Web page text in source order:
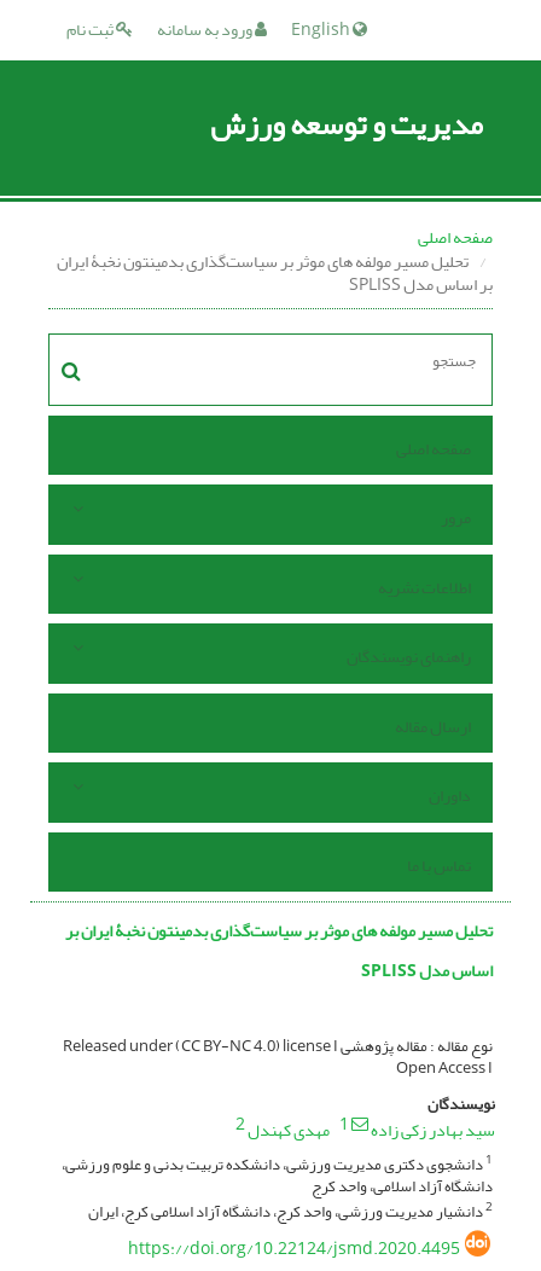
ثبت نام ورود به سامانه
مدیریت و توسعه ورزش
صفحه اصلی
تحلیل مسیر مولفه های موثر بر سیاست‌گذاری بدمینتون نخبۀ ایران
بر اساس مدل SPLISS
صفحه اصلی
مرور
اطلاعات نشریه
راهنمای نویسندگان
ارسال مقاله
داوران
تماس با ما
تحلیل مسیر مولفه های موثر بر سیاست‌گذاری بدمینتون نخبۀ ایران بر
اساس مدل SPLISS
نوع مقاله : مقاله پژوهشی Released under (CC BY-NC 4.0) license I
Open Access I
نویسندگان
سید بهادر زکی زاده 1 مهدی کهندل2
1دانشجوی دکتری مدیریت ورزشی، دانشکده تربیت بدنی و علوم ورزشی،
دانشگاه آزاد اسلامی، واحد کرج
2دانشیار مدیریت ورزشی، واحد کرج، دانشگاه آزاد اسلامی کرج، ایران
https://doi.org/10.22124/jsmd.2020.4495